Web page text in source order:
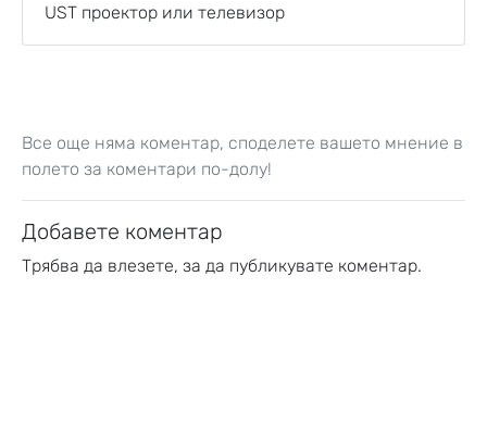
UST проектор или телевизор
Все още няма коментар, споделете вашето мнение в
полето за коментари по-долу!
Добавете коментар
Трябва да влезете, за да публикувате коментар.